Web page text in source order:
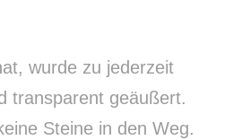
wurde zu jederzeit
transparent geäußert.
Steine in den Weg.